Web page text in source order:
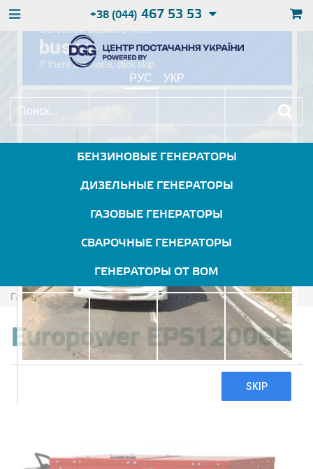
+38 (044) 467 53 53
РУС УКР
БЕНЗИНОВЫЕ ГЕНЕРАТОРЫ
ДИЗЕЛЬНЫЕ ГЕНЕРАТОРЫ
ГАЗОВЫЕ ГЕНЕРАТОРЫ
СВАРОЧНЫЕ ГЕНЕРАТОРЫ
ГЕНЕРАТОРЫ ОТ ВОМ
Главная Бензиновые Генераторы Europower EPS12000E
Europower EPS12000E